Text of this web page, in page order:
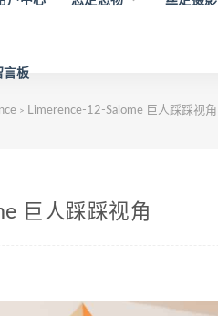
言板
> Limerence-12-Salome 巨人踩踩视角
巨人踩踩视角